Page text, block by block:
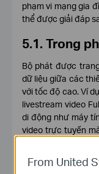
phạm vi mạng gia
thể được giải đáp
5.1. Trong
Bộ phát được
dữ liệu giữa các
với tốc độ cao. Ví
livestream video
di động như máy
video trực tuyến
From United